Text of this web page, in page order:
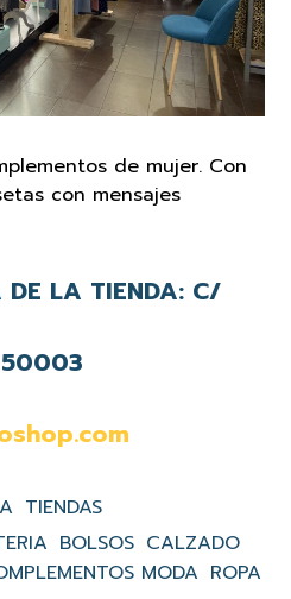
de mujer. Con
con mensajes
DE LA TIENDA: C/
50003
TIENDAS
BOLSOS CALZADO
MODA ROPA